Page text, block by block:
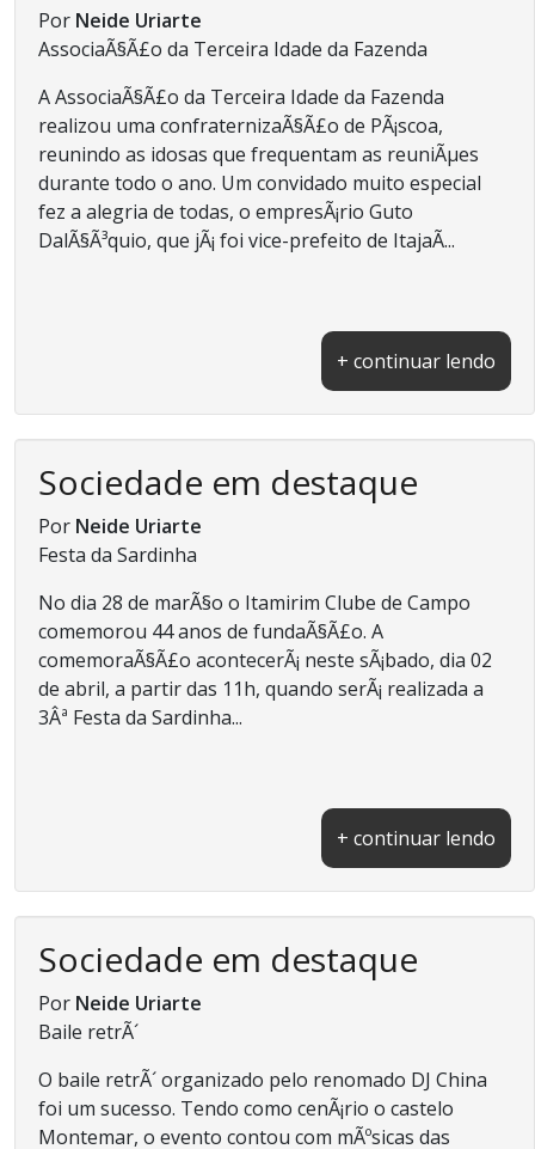
Por Neide Uriarte
AssociaÃ§Ã£o da Terceira Idade da Fazenda
A AssociaÃ§Ã£o da Terceira Idade da Fazenda
realizou uma confraternizaÃ§Ã£o de PÃ¡scoa,
reunindo as idosas que frequentam as reuniÃµes
durante todo o ano. Um convidado muito especial
fez a alegria de todas, o empresÃ¡rio Guto
DalÃ§Ã³quio, que jÃ¡ foi vice-prefeito de ItajaÃ­...
+ continuar lendo
Sociedade em destaque
Por Neide Uriarte
Festa da Sardinha
No dia 28 de marÃ§o o Itamirim Clube de Campo
comemorou 44 anos de fundaÃ§Ã£o. A
comemoraÃ§Ã£o acontecerÃ¡ neste sÃ¡bado, dia 02
de abril, a partir das 11h, quando serÃ¡ realizada a
3Âª Festa da Sardinha...
+ continuar lendo
Sociedade em destaque
Por Neide Uriarte
Baile retrÃ´
O baile retrÃ´ organizado pelo renomado DJ China
foi um sucesso. Tendo como cenÃ¡rio o castelo
Montemar, o evento contou com mÃºsicas das